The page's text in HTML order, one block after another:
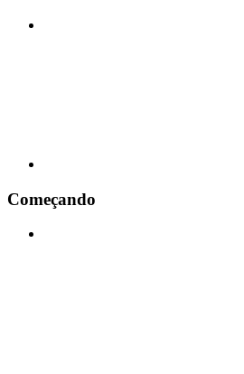
Começando